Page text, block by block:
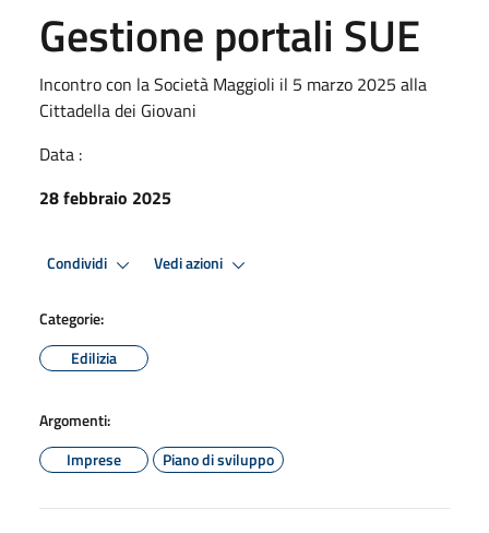
Gestione portali SUE
Incontro con la Società Maggioli il 5 marzo 2025 alla
Cittadella dei Giovani
Data :
28 febbraio 2025
Condividi Vedi azioni
Categorie:
Edilizia
Argomenti:
Imprese
Piano di sviluppo